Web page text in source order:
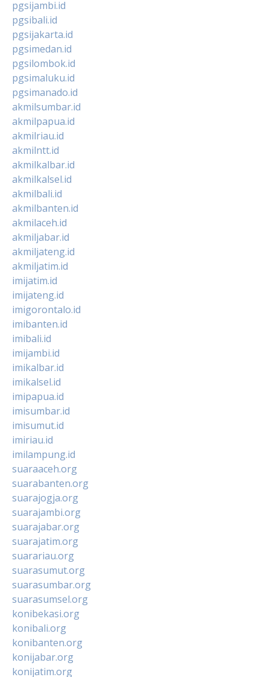
pgsijambi.id
pgsibali.id
pgsijakarta.id
pgsimedan.id
pgsilombok.id
pgsimaluku.id
pgsimanado.id
akmilsumbar.id
akmilpapua.id
akmilriau.id
akmilntt.id
akmilkalbar.id
akmilkalsel.id
akmilbali.id
akmilbanten.id
akmilaceh.id
akmiljabar.id
akmiljateng.id
akmiljatim.id
imijatim.id
imijateng.id
imigorontalo.id
imibanten.id
imibali.id
imijambi.id
imikalbar.id
imikalsel.id
imipapua.id
imisumbar.id
imisumut.id
imiriau.id
imilampung.id
suaraaceh.org
suarabanten.org
suarajogja.org
suarajambi.org
suarajabar.org
suarajatim.org
suarariau.org
suarasumut.org
suarasumbar.org
suarasumsel.org
konibekasi.org
konibali.org
konibanten.org
konijabar.org
konijatim.org